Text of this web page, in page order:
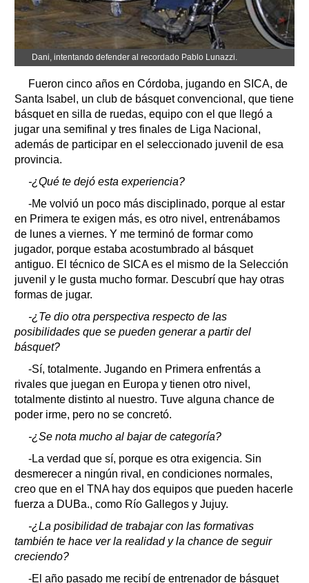
Dani, intentando defender al recordado Pablo Lunazzi.
Fueron cinco años en Córdoba, jugando en SICA, de
Santa Isabel, un club de básquet convencional, que tiene
básquet en silla de ruedas, equipo con el que llegó a
jugar una semifinal y tres finales de Liga Nacional,
además de participar en el seleccionado juvenil de esa
provincia.
-¿Qué te dejó esta experiencia?
-Me volvió un poco más disciplinado, porque al estar
en Primera te exigen más, es otro nivel, entrenábamos
de lunes a viernes. Y me terminó de formar como
jugador, porque estaba acostumbrado al básquet
antiguo. El técnico de SICA es el mismo de la Selección
juvenil y le gusta mucho formar. Descubrí que hay otras
formas de jugar.
-¿Te dio otra perspectiva respecto de las
posibilidades que se pueden generar a partir del
básquet?
-Sí, totalmente. Jugando en Primera enfrentás a
rivales que juegan en Europa y tienen otro nivel,
totalmente distinto al nuestro. Tuve alguna chance de
poder irme, pero no se concretó.
-¿Se nota mucho al bajar de categoría?
-La verdad que sí, porque es otra exigencia. Sin
desmerecer a ningún rival, en condiciones normales,
creo que en el TNA hay dos equipos que pueden hacerle
fuerza a DUBa., como Río Gallegos y Jujuy.
-¿La posibilidad de trabajar con las formativas
también te hace ver la realidad y la chance de seguir
creciendo?
-El año pasado me recibí de entrenador de básquet